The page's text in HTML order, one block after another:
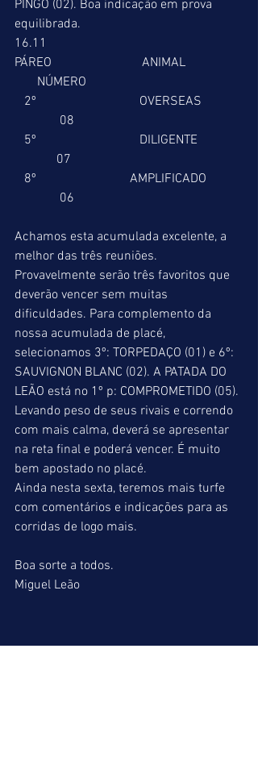
PINGO (02). Boa indicação em prova
equilibrada.
16.11
PÁREO                            ANIMAL
       NÚMERO
              08
             07
              06
Achamos esta acumulada excelente, a
melhor das três reuniões.
Provavelmente serão três favoritos que
deverão vencer sem muitas
dificuldades. Para complemento da
nossa acumulada de placé,
selecionamos 3º: TORPEDAÇO (01) e 6º:
SAUVIGNON BLANC (02). A PATADA DO
LEÃO está no 1º p: COMPROMETIDO (05).
Levando peso de seus rivais e correndo
com mais calma, deverá se apresentar
na reta final e poderá vencer. É muito
bem apostado no placé.
Ainda nesta sexta, teremos mais turfe
com comentários e indicações para as
corridas de logo mais.
Boa sorte a todos.
Miguel Leão